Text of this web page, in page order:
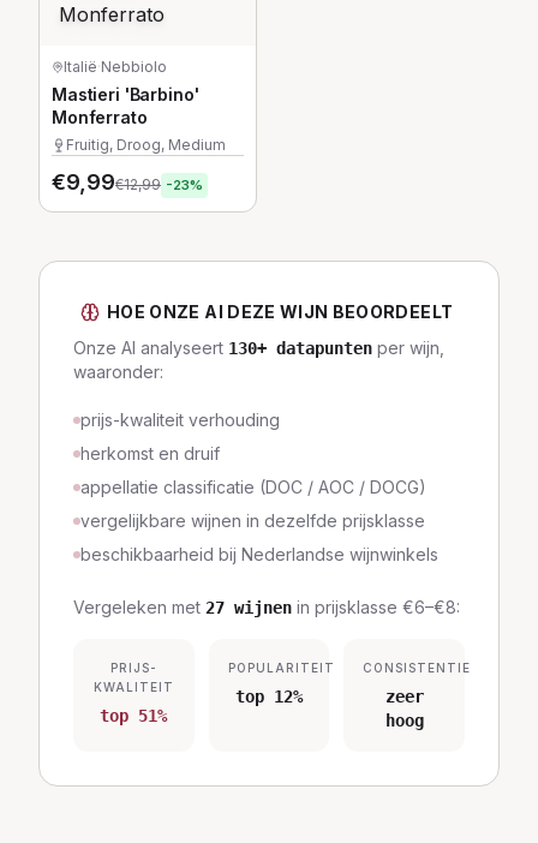
Italië·Nebbiolo
Mastieri 'Barbino'
Monferrato
Fruitig, Droog, Medium
€9,99€12,99 -23%
HOE ONZE AI DEZE WIJN BEOORDEELT
Onze AI analyseert 130+ datapunten per wijn,
waaronder:
prijs-kwaliteit verhouding
herkomst en druif
appellatie classificatie (DOC / AOC / DOCG)
vergelijkbare wijnen in dezelfde prijsklasse
beschikbaarheid bij Nederlandse wijnwinkels
Vergeleken met 27 wijnen in prijsklasse €6–€8:
PRIJS-
KWALITEIT
top 51%
POPULARITEIT
top 12%
CONSISTENTIE
zeer
hoog